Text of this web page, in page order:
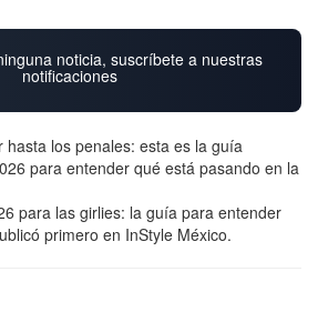
noticia, suscríbete a nuestras
notificaciones
hasta los penales: esta es la guía
para entender qué está pasando en la
para las girlies: la guía para entender
primero en InStyle México.